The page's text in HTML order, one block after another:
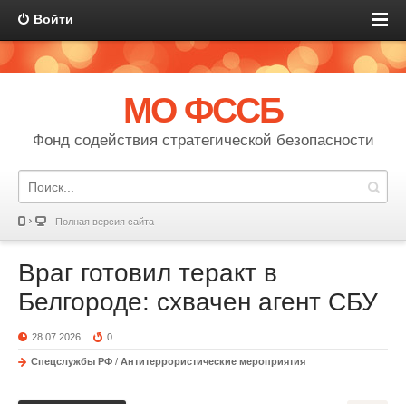
Войти
МО ФССБ
Фонд содействия стратегической безопасности
Полная версия сайта
Враг готовил теракт в
Белгороде: схвачен агент СБУ
28.07.2026 0
Спецслужбы РФ / Антитеррористические мероприятия